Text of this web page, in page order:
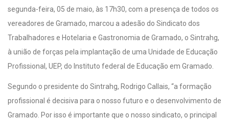
segunda-feira, 05 de maio, às 17h30, com a presença de todos os
vereadores de Gramado, marcou a adesão do Sindicato dos
Trabalhadores e Hotelaria e Gastronomia de Gramado, o Sintrahg,
à união de forças pela implantação de uma Unidade de Educação
Profissional, UEP, do Instituto federal de Educação em Gramado.
Segundo o presidente do Sintrahg, Rodrigo Callais, “a formação
profissional é decisiva para o nosso futuro e o desenvolvimento de
Gramado. Por isso é importante que o nosso sindicato, o principal